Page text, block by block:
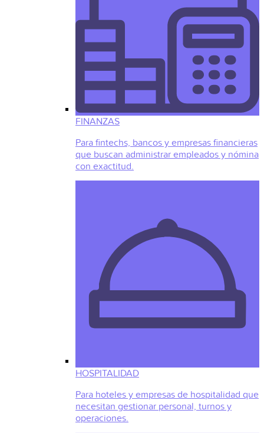
FINANZAS
Para fintechs, bancos y empresas financieras
que buscan administrar empleados y nómina
con exactitud.
HOSPITALIDAD
Para hoteles y empresas de hospitalidad que
necesitan gestionar personal, turnos y
operaciones.